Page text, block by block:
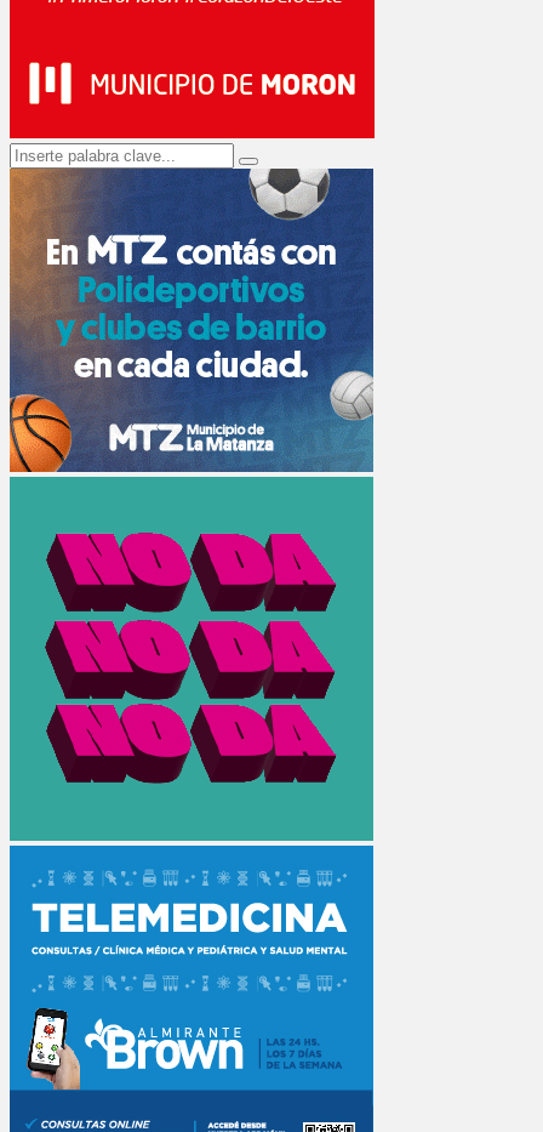
Search
for:
Search